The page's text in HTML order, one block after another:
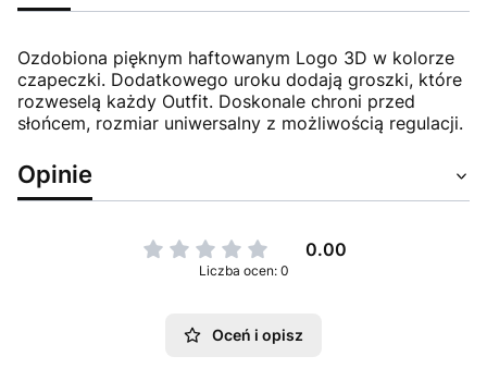
Ozdobiona pięknym haftowanym Logo 3D w kolorze
czapeczki. Dodatkowego uroku dodają groszki, które
rozweselą każdy Outfit. Doskonale chroni przed
słońcem, rozmiar uniwersalny z możliwością regulacji.
Opinie
0.00
Liczba ocen: 0
Oceń i opisz